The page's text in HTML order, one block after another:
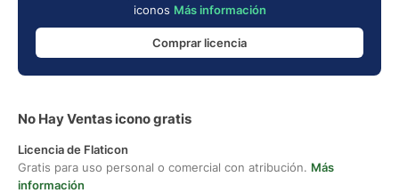
iconos Más información
Comprar licencia
No Hay Ventas icono gratis
Licencia de Flaticon
Gratis para uso personal o comercial con atribución. Más
información